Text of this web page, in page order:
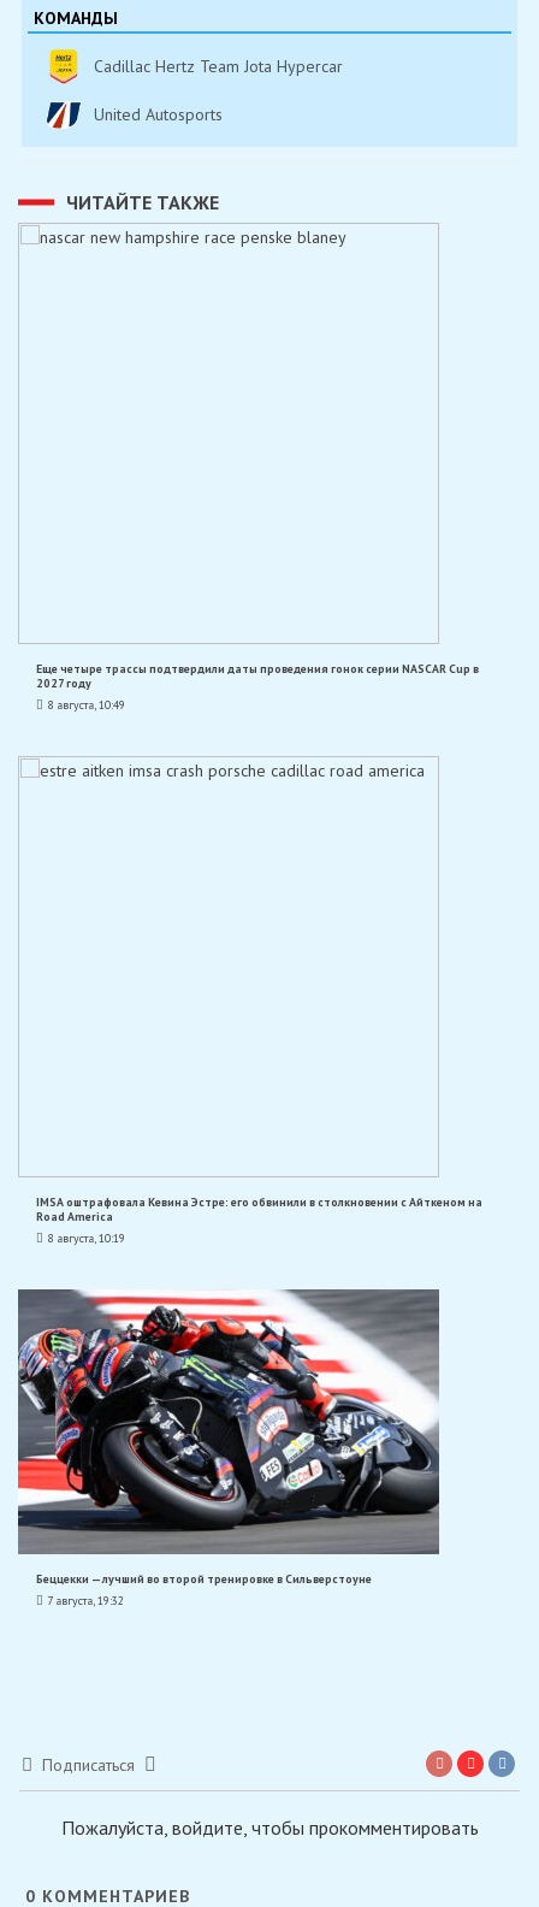
КОМАНДЫ
Cadillac Hertz Team Jota Hypercar
United Autosports
ЧИТАЙТЕ ТАКЖЕ
Еще четыре трассы подтвердили даты проведения гонок серии NASCAR Cup в
2027 году
8 августа, 10:49
IMSA оштрафовала Кевина Эстре: его обвинили в столкновении с Айткеном на
Road America
8 августа, 10:19
Беццекки — лучший во второй тренировке в Сильверстоуне
7 августа, 19:32
Подписаться
Пожалуйста, войдите, чтобы прокомментировать
0 КОММЕНТАРИЕВ